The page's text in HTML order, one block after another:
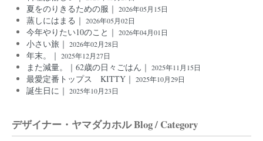
夏をのりきるための服｜ 2026年05月15日
蒸しにはまる｜ 2026年05月02日
今年やりたい10のこと｜ 2026年04月01日
小さい旅｜ 2026年02月28日
年末。｜ 2025年12月27日
また減量。｜62歳の日々ごはん｜ 2025年11月15日
最愛定番トップス KITTY｜ 2025年10月29日
誕生日に｜ 2025年10月23日
デザイナー・ヤマダカホル Blog / Category